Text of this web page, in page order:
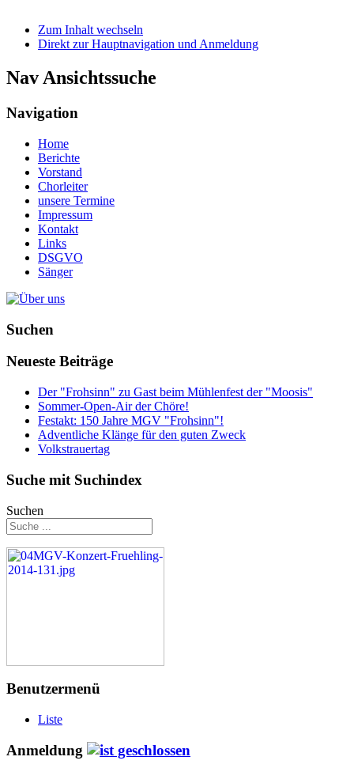
Zum Inhalt wechseln
Direkt zur Hauptnavigation und Anmeldung
Nav Ansichtssuche
Navigation
Home
Berichte
Vorstand
Chorleiter
unsere Termine
Impressum
Kontakt
Links
DSGVO
Sänger
Suchen
Neueste Beiträge
Der "Frohsinn" zu Gast beim Mühlenfest der "Moosis"
Sommer-Open-Air der Chöre!
Festakt: 150 Jahre MGV "Frohsinn"!
Adventliche Klänge für den guten Zweck
Volkstrauertag
Suche mit Suchindex
Suchen
Benutzermenü
Liste
Anmeldung